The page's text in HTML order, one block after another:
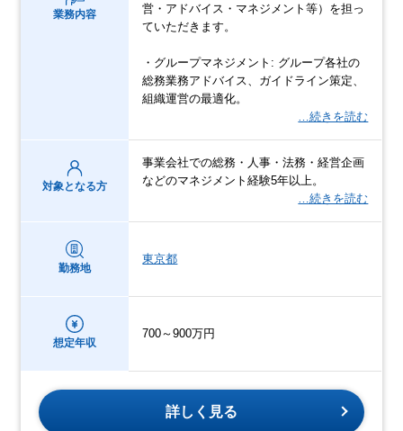
業務内容
営・アドバイス・マネジメント等）を担っ
ていただきます。
・グループマネジメント: グループ各社の
総務業務アドバイス、ガイドライン策定、
組織運営の最適化。
…続きを読む
対象となる方
事業会社での総務・人事・法務・経営企画
などのマネジメント経験5年以上。
…続きを読む
勤務地
東京都
想定年収
700～900万円
詳しく見る